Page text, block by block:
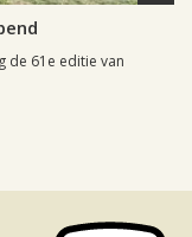
de 61e editie van